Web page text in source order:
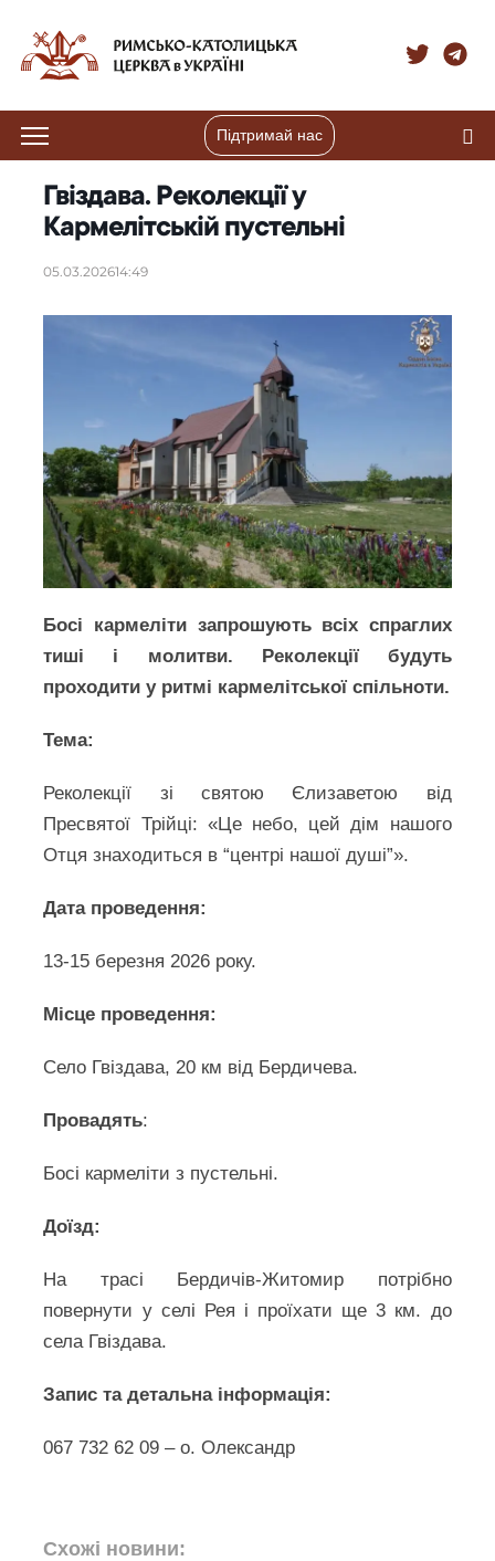
Підтримай нас
Гвіздава. Реколекції у
Кармелітській пустельні
05.03.202614:49
Босі кармеліти запрошують всіх спраглих
тиші і молитви. Реколекції будуть
проходити у ритмі кармелітської спільноти.
Тема:
Реколекції зі святою Єлизаветою від
Пресвятої Трійці: «Це небо, цей дім нашого
Отця знаходиться в “центрі нашої душі”».
Дата проведення:
13-15 березня 2026 року.
Місце проведення:
Село Гвіздава, 20 км від Бердичева.
Провадять:
Босі кармеліти з пустельні.
Доїзд:
На трасі Бердичів-Житомир потрібно
повернути у селі Рея і проїхати ще 3 км. до
села Гвіздава.
Запис та детальна інформація:
067 732 62 09 – о. Олександр
Схожі новини: